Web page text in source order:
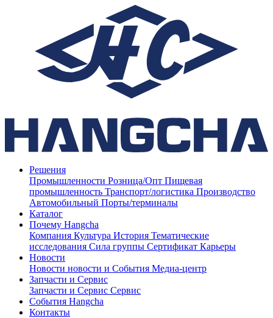
Решения
Промышленности Розница/Опт Пищевая
промышленность Транспорт/логистика Производство
Автомобильный Порты/терминалы
Каталог
Почему Hangcha
Компания Культура История Тематические
исследования Сила группы Сертификат Карьеры
Новости
Новости новости и События Медиа-центр
Запчасти и Сервис
Запчасти и Сервис Сервис
События Hangcha
Контакты